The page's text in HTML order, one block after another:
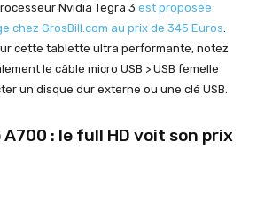
Nvidia Tegra 3 est proposée
chez GrosBill.com au prix de 345 Euros.
cette tablette ultra performante, notez
le câble micro USB > USB femelle
un disque dur externe ou une clé USB.
: le full HD voit son prix